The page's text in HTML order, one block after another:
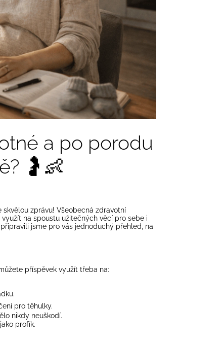
a po porodu
🤰👶
zprávu! Všeobecná zdravotní
na spoustu užitečných věcí pro sebe i
jsme pro vás jednoduchý přehled, na
příspěvek využít třeba na:
pro těhulky.
nikdy neuškodí.
profík.